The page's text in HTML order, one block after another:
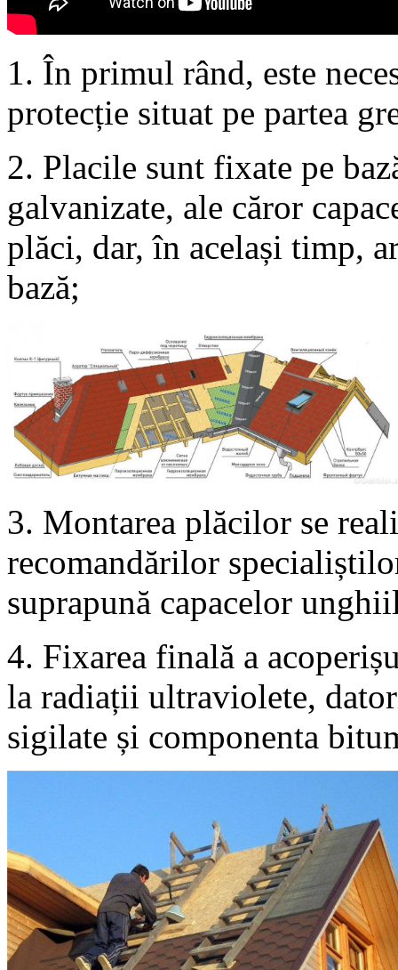
1. În primul rând, este
protecție situat pe partea
2. Placile sunt fixate pe
galvanizate, ale căror
plăci, dar, în același timp,
bază;
3. Montarea plăcilor se
recomandărilor
suprapună capacelor
4. Fixarea finală a
la radiații ultraviolete,
sigilate și componenta